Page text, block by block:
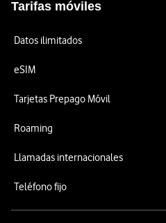
Tarifas móviles
Datos ilimitados
eSIM
Tarjetas Prepago Móvil
Roaming
Llamadas internacionales
Teléfono fijo